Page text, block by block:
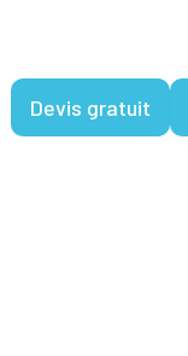
Devis gratuit